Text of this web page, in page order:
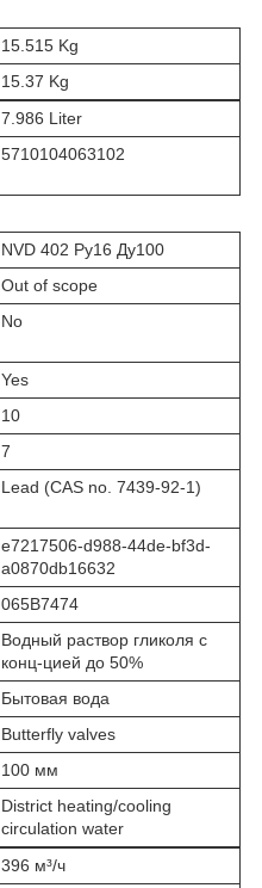
15.515 Kg
15.37 Kg
7.986 Liter
5710104063102
NVD 402 Ру16 Ду100
Out of scope
No
Yes
10
7
Lead (CAS no. 7439-92-1)
e7217506-d988-44de-bf3d-
a0870db16632
065B7474
Водный раствор гликоля с
конц-цией до 50%
Бытовая вода
Butterfly valves
100 мм
District heating/cooling
circulation water
396 м³/ч